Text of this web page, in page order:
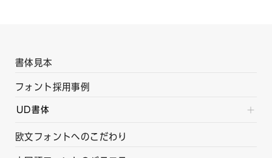
書体見本
フォント採用事例
UD書体
欧文フォントへのこだわり